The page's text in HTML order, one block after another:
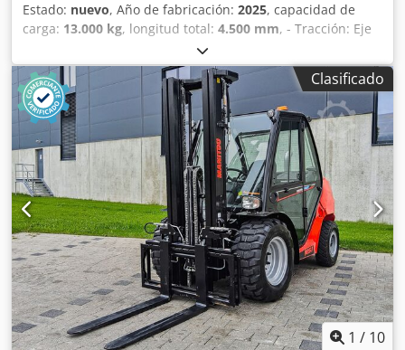
Estado: nuevo, Año de fabricación: 2025, capacidad de
carga: 13.000 kg, longitud total: 4.500 mm, - Tracción: Eje
delantero mediante dos motores eléctricos de 8,5 kW 80 V
CA, clase de aislamiento H. - Batería: 80V – 900 Ah con
indicador de carga y nivel de batería. Tiempo de trabajo
hasta 8 horas puras de grúa. - Frenos: Sistema de frenado
automático que actúa sobre todas las ruedas. - Estructura:
Fabricada con piezas macizas moldeadas y placas de acero
soldadas de alta calidad. - Neumáticos: Delanteros nº 4
super elásticos 300x15” Traseros nº 2 super elásticos
200x15” Dodpsztta Usfx Afzjwa - Pluma: Fabricada con
piezas macizas moldeadas y placas de acero soldadas de
alta calidad, construida en 4 elementos telescópicos
totalmente hidráulicos. Ángulo de la pluma: +65°/-5°. -
Sistema hidráulico: Accionado por bomba de engranajes
silenciosa (19kW), clase de aislamiento H - Funcionamiento
hidráulico mediante joystick y palanca en el mando a
distancia por radio - Filtros y válvulas de seguridad -
Clasificado
1 / 10